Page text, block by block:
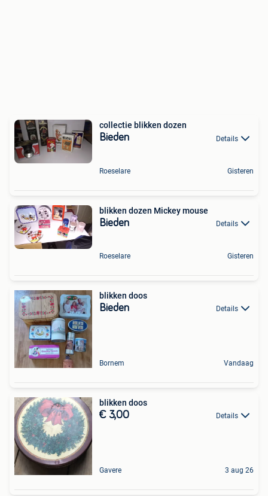
collectie blikken dozen
Bieden Details
Roeselare Gisteren
blikken dozen Mickey mouse
Bieden Details
Roeselare Gisteren
blikken doos
Bieden Details
Bornem Vandaag
blikken doos
€ 3,00 Details
Gavere 3 aug 26